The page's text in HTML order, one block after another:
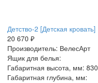
Детство-2 [Детская кровать]
20 670 ₽
Производитель: ВелесАрт
Ящик для белья:
Габаритная высота, мм: 830
Габаритная глубина, мм: